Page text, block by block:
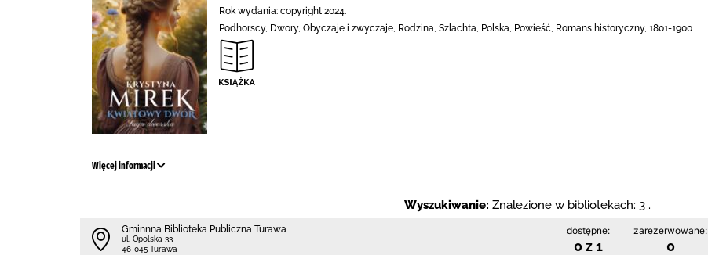
Rok wydania: copyright 2024.
Podhorscy, Dwory, Obyczaje i zwyczaje, Rodzina, Szlachta, Polska, Powieść, Romans historyczny, 1801-1900
Więcej informacji
Wyszukiwanie: Znalezione w bibliotekach: 3 .
Gminnna Biblioteka Publiczna Turawa
ul. Opolska 33
46-045 Turawa
dostępne:
0 z 1
zarezerwowane:
0